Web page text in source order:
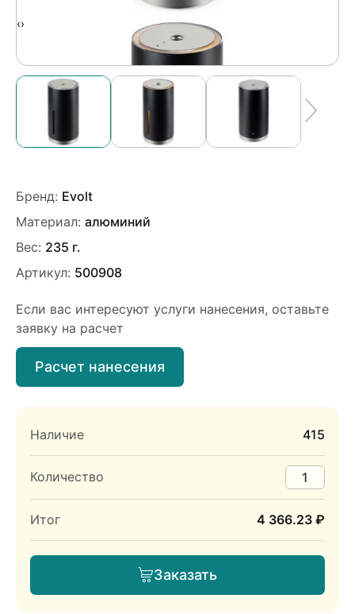
‹›
Бренд: Evolt
Материал: алюминий
Вес: 235 г.
Артикул: 500908
Если вас интересуют услуги нанесения, оставьте
заявку на расчет
Расчет нанесения
Наличие 415
Количество
Итог 4 366.23 ₽
Заказать